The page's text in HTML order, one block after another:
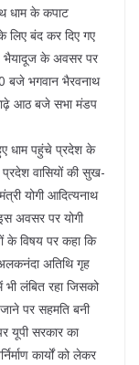
धाम के कपाट
लिए बंद कर दिए गए
भैयादूज के अवसर पर
बजे भगवान भैरवनाथ
आठ बजे सभा मंडप
धाम पहुंचे प्रदेश के
वासियों की सुख-
योगी आदित्यनाथ
अवसर पर योगी
के विषय पर कहा कि
अतिथि गृह
भी लंबित रहा जिसको
पर सहमति बनी
यूपी सरकार का
कार्यों को लेकर